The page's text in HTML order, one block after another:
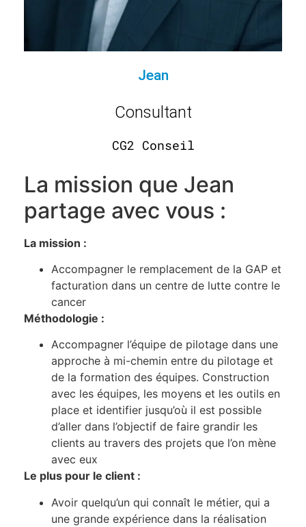
Jean
Consultant
CG2 Conseil
La mission que Jean
partage avec vous :
La mission :
Accompagner le remplacement de la GAP et
facturation dans un centre de lutte contre le
cancer
Méthodologie :
Accompagner l’équipe de pilotage dans une
approche à mi-chemin entre du pilotage et
de la formation des équipes. Construction
avec les équipes, les moyens et les outils en
place et identifier jusqu’où il est possible
d’aller dans l’objectif de faire grandir les
clients au travers des projets que l’on mène
avec eux
Le plus pour le client :
Avoir quelqu’un qui connaît le métier, qui a
une grande expérience dans la réalisation